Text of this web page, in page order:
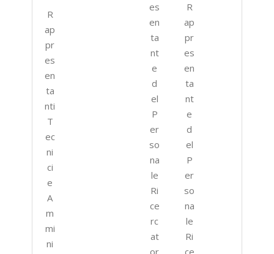
R
ap
pr
es
en
ta
nti
T
ec
ni
ci
e
A
m
mi
ni
es
en
ta
nt
e
d
el
P
er
so
na
le
Ri
ce
rc
at
R
ap
pr
es
en
ta
nt
e
d
el
P
er
so
na
le
Ri